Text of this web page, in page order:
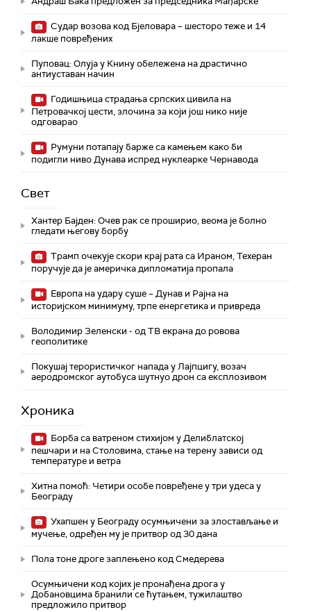
Судар возова код Бјеловара – шесторо теже и 14
лакше повређених
Пуповац: Олуја у Книну обележена на драстично
антиуставан начин
Годишњица страдања српских цивила на
Петровачкој цести, злочина за који још нико није
одговарао
Румуни потапају барже са камењем како би
подигли ниво Дунава испред нуклеарке Чернавода
Свет
Хантер Бајден: Очев рак се проширио, веома је болно
гледати његову борбу
Трамп очекује скори крај рата са Ираном, Техеран
поручује да је америчка дипломатија пропала
Европа на удару суше – Дунав и Рајна на
историјском минимуму, трпе енергетика и привреда
Володимир Зеленски - од ТВ екрана до ровова
геополитике
Покушај терористичког напада у Лајпцигу, возач
аеродромског аутобуса шутнуо дрон са експлозивом
Хроника
Борба са ватреном стихијом у Делиблатској
пешчари и на Столовима, стање на терену зависи од
температуре и ветра
Хитна помоћ: Четири особе повређене у три удеса у
Београду
Ухапшен у Београду осумњичени за злостављање и
мучење, одређен му је притвор од 30 дана
Пола тоне дроге заплењено код Смедерева
Осумњичени код којих је пронађена дрога у
Добановцима бранили се ћутањем, тужилаштво
предложило притвор